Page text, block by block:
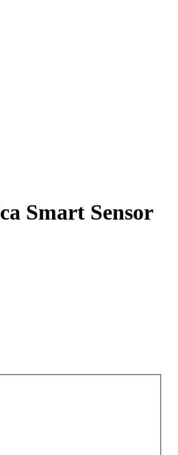
Smart Sensor